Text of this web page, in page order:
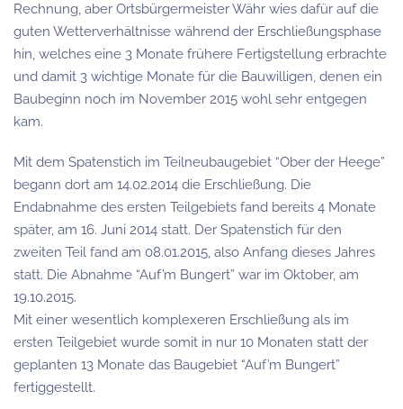
Rechnung, aber Ortsbürgermeister Währ wies dafür auf die
guten Wetterverhältnisse während der Erschließungsphase
hin, welches eine 3 Monate frühere Fertigstellung erbrachte
und damit 3 wichtige Monate für die Bauwilligen, denen ein
Baubeginn noch im November 2015 wohl sehr entgegen
kam.
Mit dem Spatenstich im Teilneubaugebiet “Ober der Heege”
begann dort am 14.02.2014 die Erschließung. Die
Endabnahme des ersten Teilgebiets fand bereits 4 Monate
später, am 16. Juni 2014 statt. Der Spatenstich für den
zweiten Teil fand am 08.01.2015, also Anfang dieses Jahres
statt. Die Abnahme “Auf’m Bungert” war im Oktober, am
19.10.2015.
Mit einer wesentlich komplexeren Erschließung als im
ersten Teilgebiet wurde somit in nur 10 Monaten statt der
geplanten 13 Monate das Baugebiet “Auf’m Bungert”
fertiggestellt.